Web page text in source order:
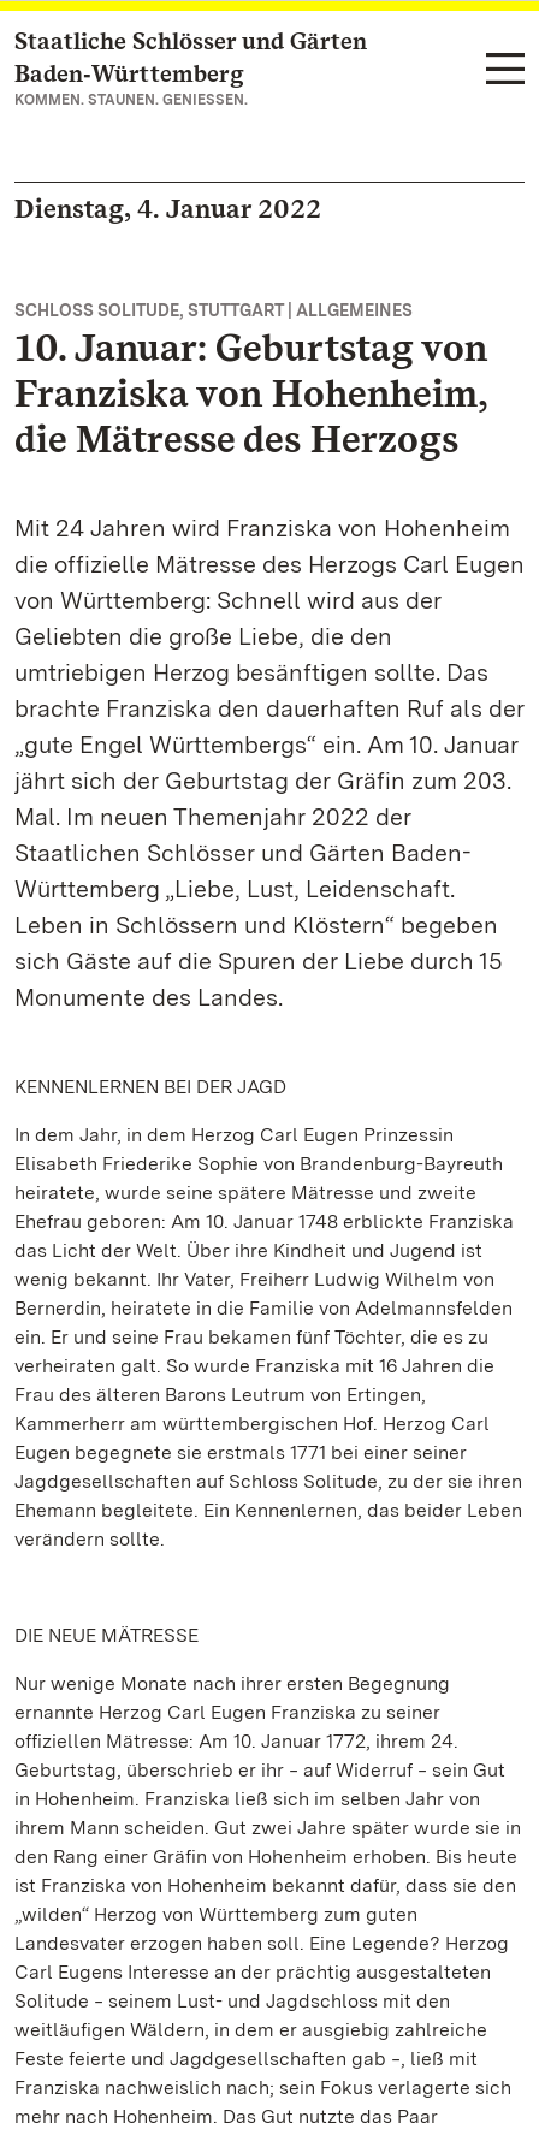
Zum Hauptinhalt springen
Staatliche Schlösser und Gärten
Baden‑Württemberg
KOMMEN. STAUNEN. GENIESSEN.
Dienstag, 4. Januar 2022
SCHLOSS SOLITUDE, STUTTGART | ALLGEMEINES
10. Januar: Geburtstag von
Franziska von Hohenheim,
die Mätresse des Herzogs
Mit 24 Jahren wird Franziska von Hohenheim
die offizielle Mätresse des Herzogs Carl Eugen
von Württemberg: Schnell wird aus der
Geliebten die große Liebe, die den
umtriebigen Herzog besänftigen sollte. Das
brachte Franziska den dauerhaften Ruf als der
„gute Engel Württembergs“ ein. Am 10. Januar
jährt sich der Geburtstag der Gräfin zum 203.
Mal. Im neuen Themenjahr 2022 der
Staatlichen Schlösser und Gärten Baden-
Württemberg „Liebe, Lust, Leidenschaft.
Leben in Schlössern und Klöstern“ begeben
sich Gäste auf die Spuren der Liebe durch 15
Monumente des Landes.
KENNENLERNEN BEI DER JAGD
In dem Jahr, in dem Herzog Carl Eugen Prinzessin
Elisabeth Friederike Sophie von Brandenburg-Bayreuth
heiratete, wurde seine spätere Mätresse und zweite
Ehefrau geboren: Am 10. Januar 1748 erblickte Franziska
das Licht der Welt. Über ihre Kindheit und Jugend ist
wenig bekannt. Ihr Vater, Freiherr Ludwig Wilhelm von
Bernerdin, heiratete in die Familie von Adelmannsfelden
ein. Er und seine Frau bekamen fünf Töchter, die es zu
verheiraten galt. So wurde Franziska mit 16 Jahren die
Frau des älteren Barons Leutrum von Ertingen,
Kammerherr am württembergischen Hof. Herzog Carl
Eugen begegnete sie erstmals 1771 bei einer seiner
Jagdgesellschaften auf Schloss Solitude, zu der sie ihren
Ehemann begleitete. Ein Kennenlernen, das beider Leben
verändern sollte.
DIE NEUE MÄTRESSE
Nur wenige Monate nach ihrer ersten Begegnung
ernannte Herzog Carl Eugen Franziska zu seiner
offiziellen Mätresse: Am 10. Januar 1772, ihrem 24.
Geburtstag, überschrieb er ihr ‒ auf Widerruf ‒ sein Gut
in Hohenheim. Franziska ließ sich im selben Jahr von
ihrem Mann scheiden. Gut zwei Jahre später wurde sie in
den Rang einer Gräfin von Hohenheim erhoben. Bis heute
ist Franziska von Hohenheim bekannt dafür, dass sie den
„wilden“ Herzog von Württemberg zum guten
Landesvater erzogen haben soll. Eine Legende? Herzog
Carl Eugens Interesse an der prächtig ausgestalteten
Solitude ‒ seinem Lust- und Jagdschloss mit den
weitläufigen Wäldern, in dem er ausgiebig zahlreiche
Feste feierte und Jagdgesellschaften gab ‒, ließ mit
Franziska nachweislich nach; sein Fokus verlagerte sich
mehr nach Hohenheim. Das Gut nutzte das Paar